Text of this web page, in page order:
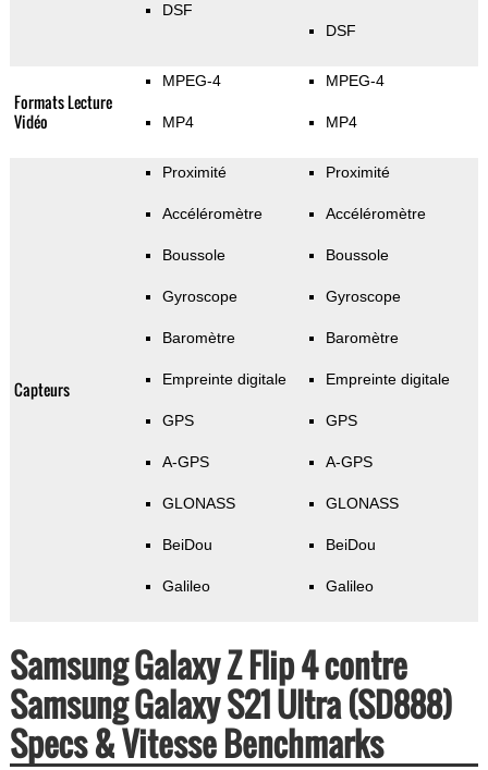
DSF
DSF
Formats Lecture
Vidéo
MPEG-4
MP4
MPEG-4
MP4
Capteurs
Proximité
Accéléromètre
Boussole
Gyroscope
Baromètre
Empreinte digitale
GPS
A-GPS
GLONASS
BeiDou
Galileo
Proximité
Accéléromètre
Boussole
Gyroscope
Baromètre
Empreinte digitale
GPS
A-GPS
GLONASS
BeiDou
Galileo
Samsung Galaxy Z Flip 4 contre
Samsung Galaxy S21 Ultra (SD888)
Specs & Vitesse Benchmarks